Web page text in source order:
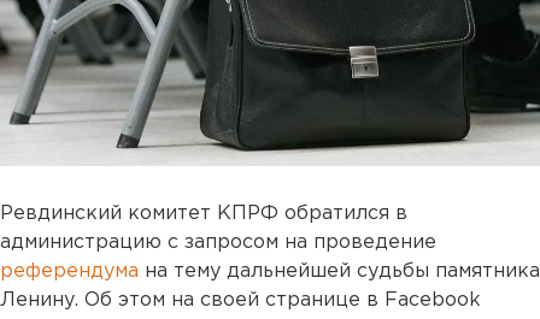
Ревдинский комитет КПРФ обратился в
администрацию с запросом на проведение
референдума на тему дальнейшей судьбы памятника
Ленину. Об этом на своей странице в Facebook